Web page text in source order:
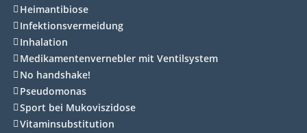
Heimantibiose
Infektionsvermeidung
Inhalation
Medikamentenvernebler mit Ventilsystem
No handshake!
Pseudomonas
Sport bei Mukoviszidose
Vitaminsubstitution